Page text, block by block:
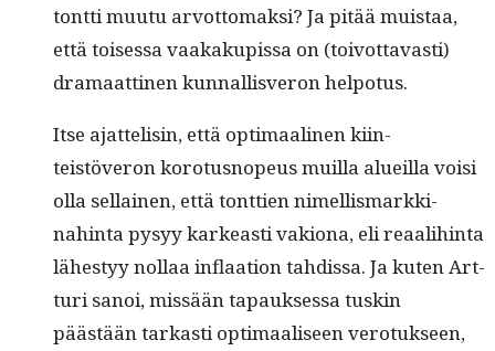
tont­ti muu­tu arvot­tomak­si? Ja pitää muis­taa,
että toises­sa vaakakupis­sa on (toiv­ot­tavasti)
dra­maat­ti­nen kun­nal­lisveron helpotus.
Itse ajat­telisin, että opti­maa­li­nen kiin­
teistöveron koro­tusnopeus muil­la alueil­la voisi
olla sel­l­ainen, että tont­tien nimel­lis­markki­
nahin­ta pysyy karkeasti vakiona, eli reaal­i­hin­ta
läh­estyy nol­laa inflaa­tion tahdis­sa. Ja kuten Art­
turi sanoi, mis­sään tapauk­ses­sa tuskin
päästään tarkasti opti­maaliseen vero­tuk­seen,